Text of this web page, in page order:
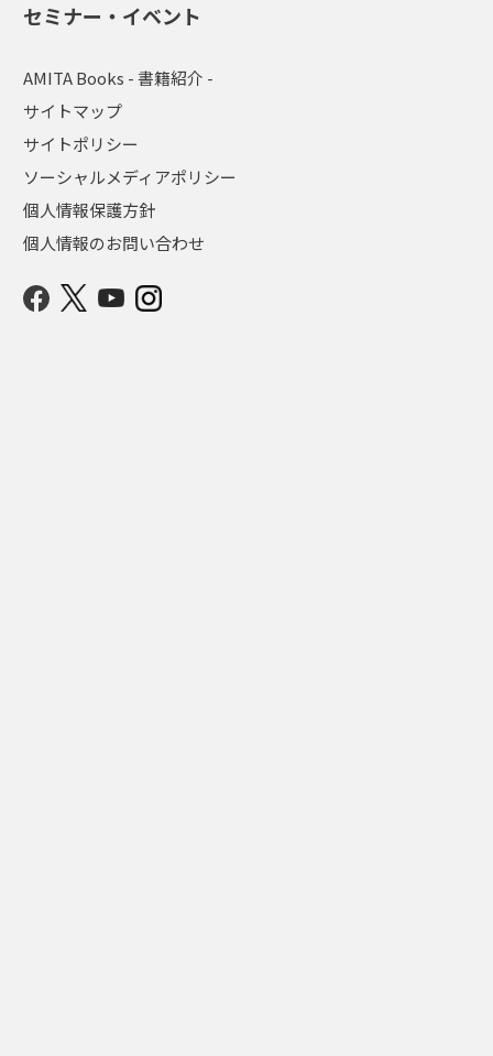
セミナー・イベント
AMITA Books - 書籍紹介 -
サイトマップ
サイトポリシー
ソーシャルメディアポリシー
個人情報保護方針
個人情報のお問い合わせ